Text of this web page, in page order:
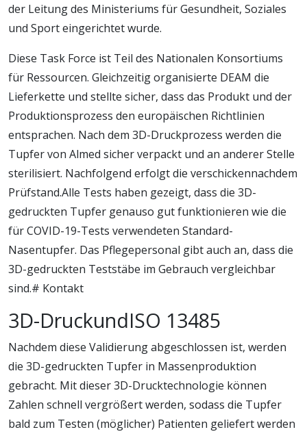
der Leitung des Ministeriums für Gesundheit, Soziales
und Sport eingerichtet wurde.
Diese Task Force ist Teil des Nationalen Konsortiums
für Ressourcen. Gleichzeitig organisierte DEAM die
Lieferkette und stellte sicher, dass das Produkt und der
Produktionsprozess den europäischen Richtlinien
entsprachen. Nach dem 3D-Druckprozess werden die
Tupfer von Almed sicher verpackt und an anderer Stelle
sterilisiert. Nachfolgend erfolgt die verschickennachdem
Prüfstand.Alle Tests haben gezeigt, dass die 3D-
gedruckten Tupfer genauso gut funktionieren wie die
für COVID-19-Tests verwendeten Standard-
Nasentupfer. Das Pflegepersonal gibt auch an, dass die
3D-gedruckten Teststäbe im Gebrauch vergleichbar
sind.# Kontakt
3D-DruckundISO 13485
Nachdem diese Validierung abgeschlossen ist, werden
die 3D-gedruckten Tupfer in Massenproduktion
gebracht. Mit dieser 3D-Drucktechnologie können
Zahlen schnell vergrößert werden, sodass die Tupfer
bald zum Testen (möglicher) Patienten geliefert werden